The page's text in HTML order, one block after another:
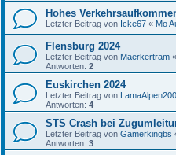
Hohes
Letzter Beitrag von Icke67 « Mo
Flensburg 2024
Letzter Beitrag von Maerkertram «
Antworten: 2
Euskirchen 2024
Letzter Beitrag von
Antworten: 4
STS Crash bei
Letzter Beitrag von Gamerkingbs
Antworten: 3